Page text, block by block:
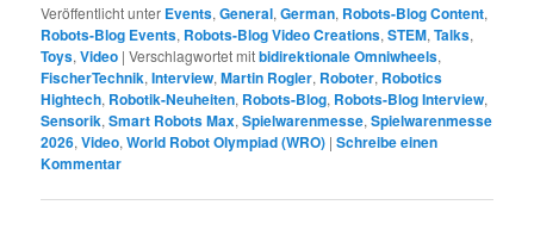
Veröffentlicht unter Events,General,German, Robots-Blog Content,
Robots-Blog Events, Robots-Blog Video Creations,STEM,Talks,
Toys,Video |Verschlagwortet mitbidirektionale Omniwheels,
FischerTechnik,Interview,Martin Rogler, Roboter, Robotics
Hightech, Robotik-Neuheiten, Robots-Blog, Robots-Blog Interview,
Sensorik,Smart Robots Max,Spielwarenmesse,Spielwarenmesse
2026,Video,World Robot Olympiad (WRO) |Schreibe einen
Kommentar